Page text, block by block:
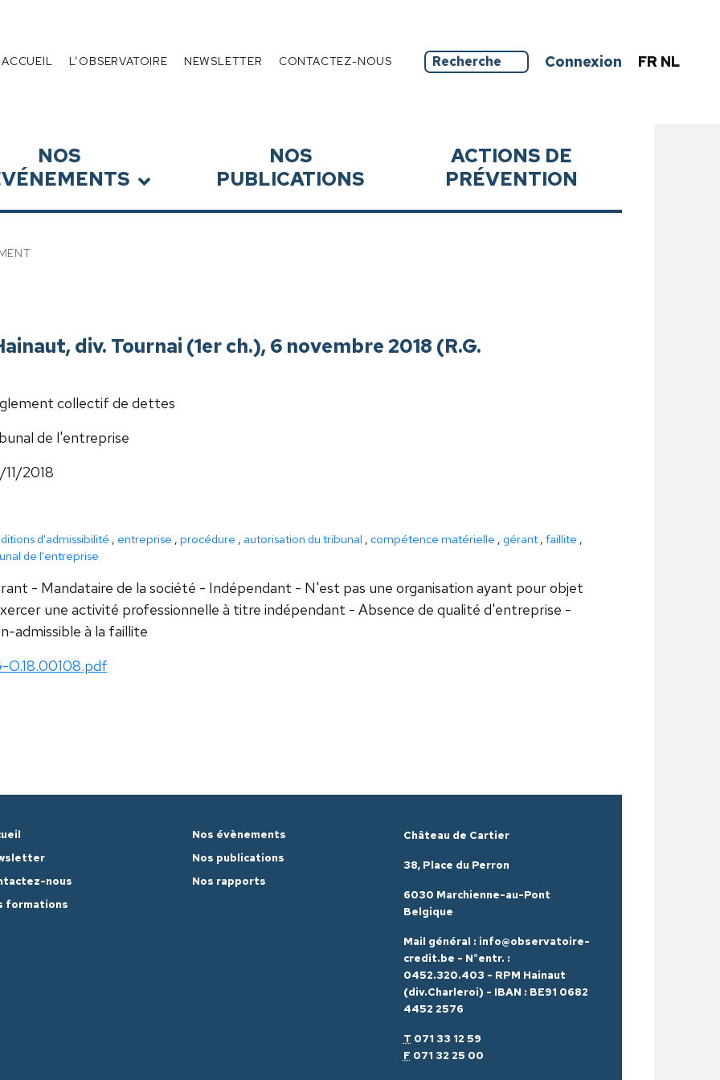
l’Endettement
ACCUEIL L’OBSERVATOIRE NEWSLETTER CONTACTEZ-NOUS Connexion FR NL
NOS
NOS
PUBLICATIONS
ACTIONS DE
PRÉVENTION
div. Tournai (1er ch.), 6 novembre 2018 (R.G.
collectif de dettes
de l'entreprise
2018
d'admissibilité , entreprise , procédure , autorisation du tribunal , compétence matérielle , gérant, faillite ,
de l'entreprise
- Mandataire de la société - Indépendant - N'est pas une organisation ayant pour objet
une activité professionnelle à titre indépendant - Absence de qualité d'entreprise -
admissible à la faillite
O.18.00108.pdf
nous
formations
Nos évènements
Nos publications
Nos rapports
Château de Cartier
38, Place du Perron
6030 Marchienne-au-Pont
Belgique
Mail général : info@observatoire-
credit.be - N°entr. :
0452.320.403 - RPM Hainaut
(div.Charleroi) - IBAN : BE91 0682
4452 2576
T 071 33 12 59
F 071 32 25 00